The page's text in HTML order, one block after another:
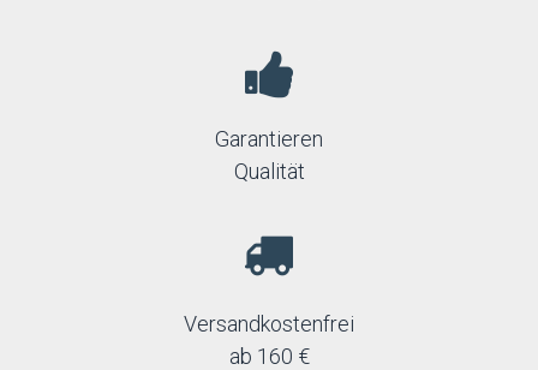
Garantieren
Qualität
Versandkostenfrei
ab 160 €